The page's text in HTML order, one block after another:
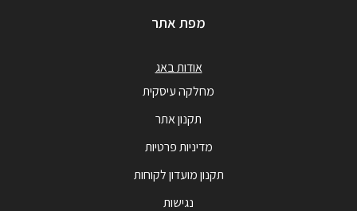
מפת אתר
אודות באג
מחלקה עיסקית
תקנון אתר
מדיניות פרטיות
תקנון מועדון לקוחות
נגישות